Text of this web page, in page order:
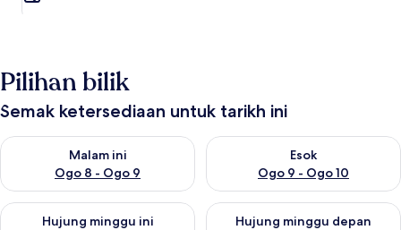
Pilihan bilik
Semak ketersediaan untuk tarikh ini
Malam ini
Ogo 8 - Ogo 9
Semak ketersediaan untuk malam ini Ogo 8 - Ogo 9
Esok
Ogo 9 - Ogo 10
Semak ketersediaan untuk
Hujung minggu ini
Semak ketersediaan untuk hujung minggu ini Ogo 14 - Ogo 16
Hujung minggu depan
Semak ketersediaan untuk